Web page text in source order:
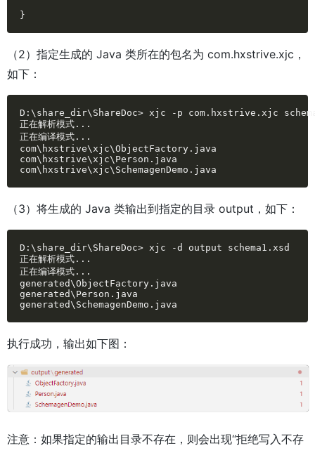
}
（2）指定生成的 Java 类所在的包名为 com.hxstrive.xjc，
如下：
D:\share_dir\ShareDoc> xjc -p com.hxstrive.xjc
正在解析模式...
正在编译模式...
com\hxstrive\xjc\ObjectFactory.java
com\hxstrive\xjc\Person.java
com\hxstrive\xjc\SchemagenDemo.java
（3）将生成的 Java 类输出到指定的目录 output，如下：
D:\share_dir\ShareDoc> xjc -d output schema1.xsd
正在解析模式...
正在编译模式...
generated\ObjectFactory.java
generated\Person.java
generated\SchemagenDemo.java
执行成功，输出如下图：
注意：如果指定的输出目录不存在，则会出现“拒绝写入不存